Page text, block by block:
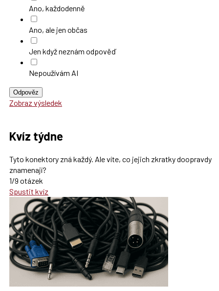
Ano, každodenně
Ano, ale jen občas
Jen když neznám odpověď
Nepoužívám AI
Odpověz
Zobraz výsledek
Kvíz týdne
Tyto konektory zná každý. Ale víte, co jejich zkratky doopravdy
znamenají?
1/9 otázek
Spustit kvíz